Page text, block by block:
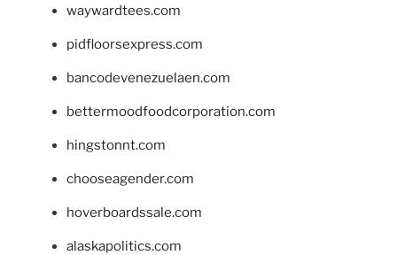
waywardtees.com
pidfloorsexpress.com
bancodevenezuelaen.com
bettermoodfoodcorporation.com
hingstonnt.com
chooseagender.com
hoverboardssale.com
alaskapolitics.com